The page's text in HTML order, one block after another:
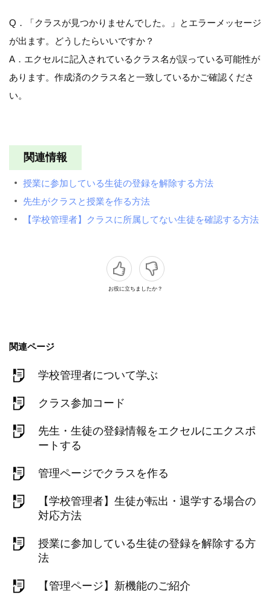
Q．「クラスが見つかりませんでした。」とエラーメッセージ
が出ます。どうしたらいいですか？
A．エクセルに記入されているクラス名が誤っている可能性が
あります。作成済のクラス名と一致しているかご確認くださ
い。
関連情報
授業に参加している生徒の登録を解除する方法
先生がクラスと授業を作る方法
【学校管理者】クラスに所属してない生徒を確認する方法
お役に立ちましたか？
関連ページ
学校管理者について学ぶ
クラス参加コード
先生・生徒の登録情報をエクセルにエクスポ
ートする
管理ページでクラスを作る
【学校管理者】生徒が転出・退学する場合の
対応方法
授業に参加している生徒の登録を解除する方
法
【管理ページ】新機能のご紹介